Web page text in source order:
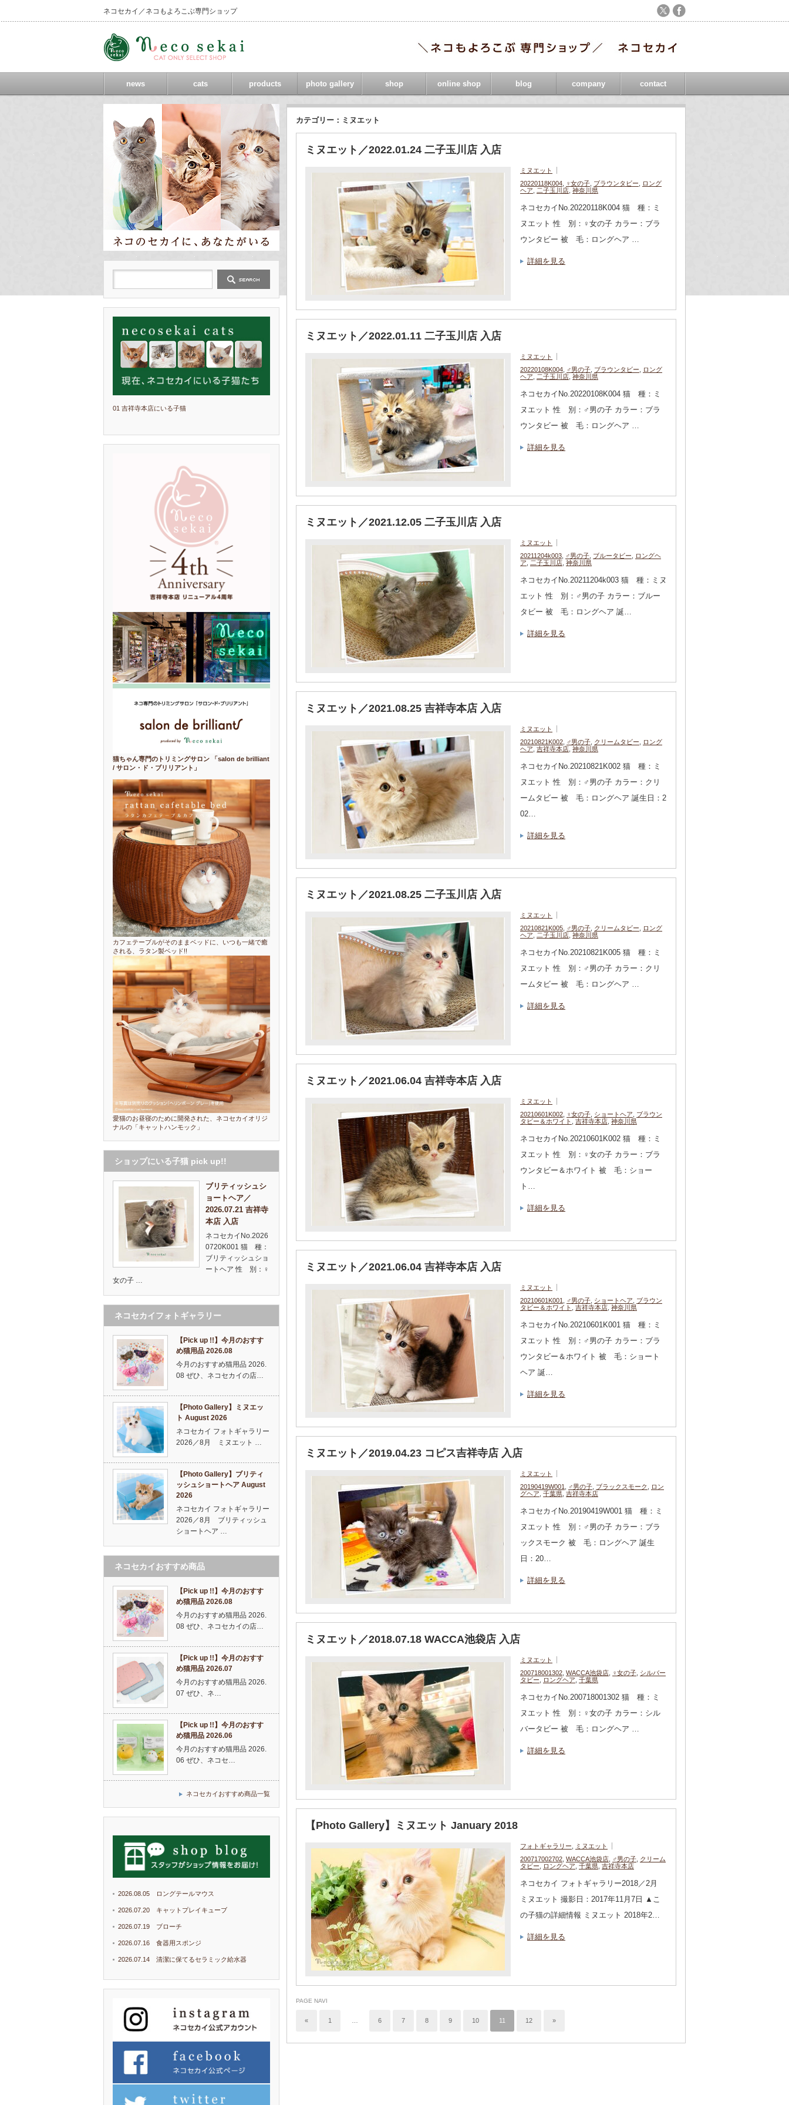
ネコセカイ／ネコもよろこぶ専門ショップ
news cats products photo gallery shop online shop blog company contact
カテゴリー：ミヌエット
ミヌエット／2022.01.24 二子玉川店 入店
ミヌエット
20220118K004
♀女の子 ブラウンタビー
ロング
ヘア
二子玉川店 神奈川県
ネコセカイNo.20220118K004 猫 種：ミ
ヌエット 性 別：♀女の子 カラー：ブラ
ウンタビー 被 毛：ロングヘア …
詳細を見る
ミヌエット／2022.01.11 二子玉川店 入店
ミヌエット
20220108K004
♂男の子 ブラウンタビー
ロング
ヘア
二子玉川店 神奈川県
ネコセカイNo.20220108K004 猫 種：ミ
ヌエット 性 別：♂男の子 カラー：ブラ
ウンタビー 被 毛：ロングヘア …
詳細を見る
ミヌエット／2021.12.05 二子玉川店 入店
ミヌエット
20211204k003
♂男の子 ブルータビー
ロングヘ
ア
二子玉川店 神奈川県
ネコセカイNo.20211204k003 猫 種：ミヌ
エット 性 別：♂男の子 カラー：ブルー
タビー 被 毛：ロングヘア 誕…
詳細を見る
ミヌエット／2021.08.25 吉祥寺本店 入店
ミヌエット
20210821K002
♂男の子 クリームタビー
ロング
ヘア 吉祥寺本店 神奈川県
ネコセカイNo.20210821K002 猫 種：ミ
ヌエット 性 別：♂男の子 カラー：クリ
ームタビー 被 毛：ロングヘア 誕生日：2
02…
詳細を見る
ミヌエット／2021.08.25 二子玉川店 入店
ミヌエット
20210821K005
♂男の子 クリームタビー
ロング
ヘア
二子玉川店 神奈川県
ネコセカイNo.20210821K005 猫 種：ミ
ヌエット 性 別：♂男の子 カラー：クリ
ームタビー 被 毛：ロングヘア …
詳細を見る
ミヌエット／2021.06.04 吉祥寺本店 入店
ミヌエット
20210601K002
♀女の子 ショートヘア
ブラウン
タビー＆ホワイト
吉祥寺本店 神奈川県
ネコセカイNo.20210601K002 猫 種：ミ
ヌエット 性 別：♀女の子 カラー：ブラ
ウンタビー＆ホワイト 被 毛：ショー
ト…
詳細を見る
ミヌエット／2021.06.04 吉祥寺本店 入店
ミヌエット
20210601K001
♂男の子 ショートヘア
ブラウン
タビー＆ホワイト
吉祥寺本店 神奈川県
ネコセカイNo.20210601K001 猫 種：ミ
ヌエット 性 別：♂男の子 カラー：ブラ
ウンタビー＆ホワイト 被 毛：ショート
ヘア 誕…
詳細を見る
ミヌエット／2019.04.23 コピス吉祥寺店 入店
ミヌエット
20190419W001
♂男の子 ブラックスモーク
ロン
グヘア 千葉県 吉祥寺本店
ネコセカイNo.20190419W001 猫 種：ミ
ヌエット 性 別：♂男の子 カラー：ブラ
ックスモーク 被 毛：ロングヘア 誕生
日：20…
詳細を見る
ミヌエット／2018.07.18 WACCA池袋店 入店
ミヌエット
200718001302 WACCA池袋店 ♀女の子 シルバー
タビー
ロングヘア 千葉県
ネコセカイNo.200718001302 猫 種：ミ
ヌエット 性 別：♀女の子 カラー：シル
バータビー 被 毛：ロングヘア …
詳細を見る
【Photo Gallery】ミヌエット January 2018
フォトギャラリー
ミヌエット
200717002702 WACCA池袋店 ♂男の子 クリーム
タビー
ロングヘア 千葉県 吉祥寺本店
ネコセカイ フォトギャラリー2018／2月
ミヌエット 撮影日：2017年11月7日 ▲こ
の子猫の詳細情報 ミヌエット 2018年2…
詳細を見る
PAGE NAVI
« 1 6 7 8 9 10 11 12 »
01 吉祥寺本店にいる子猫
猫ちゃん専門のトリミングサロン 「salon de brilliant
/ サロン・ド・ブリリアント」
カフェテーブルがそのままベッドに、いつも一緒で癒
される、ラタン製ベッド!!
愛猫のお昼寝のために開発された、ネコセカイオリジ
ナルの「キャットハンモック」
ショップにいる子猫 pick up!!
ブリティッシュシ
ョートヘア／
2026.07.21 吉祥寺
本店 入店
ネコセカイNo.2026
0720K001 猫 種：
ブリティッシュショ
ートヘア 性 別：♀
女の子 …
ネコセカイフォトギャラリー
【Pick up !!】今月のおすす
め猫用品 2026.08
今月のおすすめ猫用品 2026.
08 ぜひ、ネコセカイの店…
【Photo Gallery】ミヌエッ
ト August 2026
ネコセカイ フォトギャラリー
2026／8月 ミヌエット …
【Photo Gallery】ブリティ
ッシュショートヘア August
2026
ネコセカイ フォトギャラリー
2026／8月 ブリティッシュ
ショートヘア …
ネコセカイおすすめ商品
【Pick up !!】今月のおすす
め猫用品 2026.08
今月のおすすめ猫用品 2026.
08 ぜひ、ネコセカイの店…
【Pick up !!】今月のおすす
め猫用品 2026.07
今月のおすすめ猫用品 2026.
07 ぜひ、ネ…
【Pick up !!】今月のおすす
め猫用品 2026.06
今月のおすすめ猫用品 2026.
06 ぜひ、ネコセ…
ネコセカイおすすめ商品一覧
2026.08.05 ロングテールマウス
2026.07.20 キャットプレイキューブ
2026.07.19 ブローチ
2026.07.16 食器用スポンジ
2026.07.14 清潔に保てるセラミック給水器